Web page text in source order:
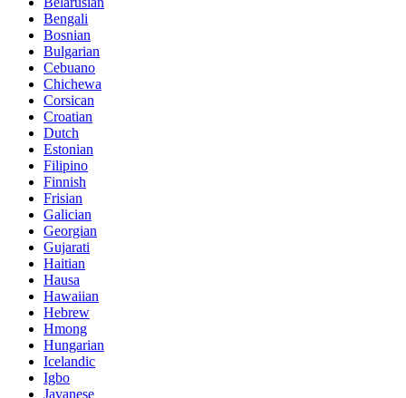
Bengali
Bosnian
Bulgarian
Cebuano
Chichewa
Corsican
Croatian
Dutch
Estonian
Filipino
Finnish
Frisian
Galician
Georgian
Gujarati
Haitian
Hausa
Hawaiian
Hebrew
Hmong
Hungarian
Icelandic
Igbo
Javanese